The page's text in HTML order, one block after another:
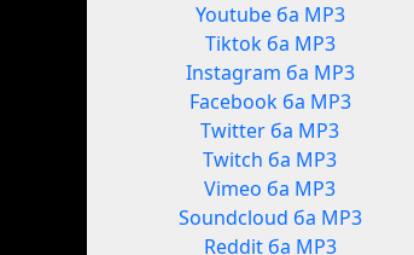
Youtube ба MP3
Tiktok ба MP3
Instagram ба MP3
Facebook ба MP3
Twitter ба MP3
Twitch ба MP3
Vimeo ба MP3
Soundcloud ба MP3
Reddit ба MP3